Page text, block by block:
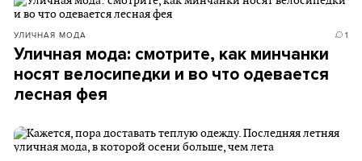
УЛИЧНАЯ МОДА 1
Уличная мода: смотрите, как минчанки
носят велосипедки и во что одевается
лесная фея